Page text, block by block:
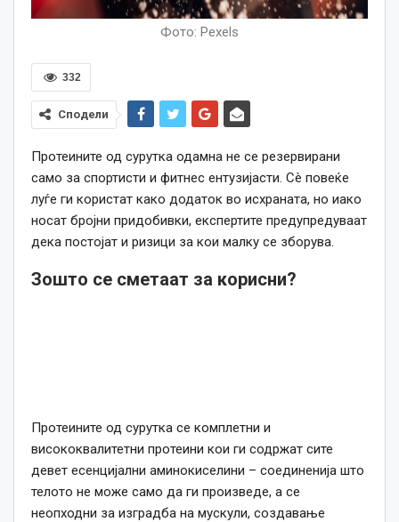
Фото: Pexels
332
Сподели
Протеините од сурутка одамна не се резервирани
само за спортисти и фитнес ентузијасти. Сè повеќе
луѓе ги користат како додаток во исхраната, но иако
носат бројни придобивки, експертите предупредуваат
дека постојат и ризици за кои малку се зборува.
Зошто се сметаат за корисни?
Протеините од сурутка се комплетни и
висококвалитетни протеини кои ги содржат сите
девет есенцијални аминокиселини – соединенија што
телото не може само да ги произведе, а се
неопходни за изградба на мускули, создавање